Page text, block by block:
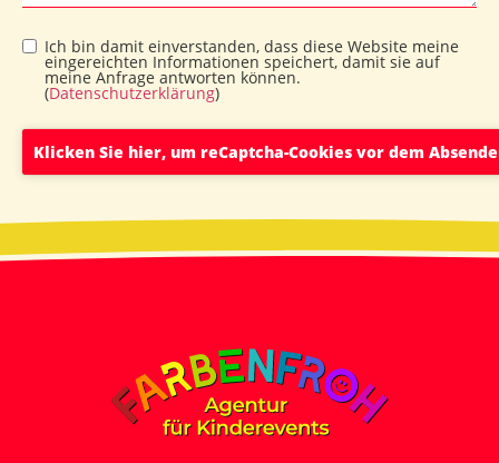
Ich bin damit einverstanden, dass diese Website meine
eingereichten Informationen speichert, damit sie auf
meine Anfrage antworten können.
(Datenschutzerklärung)
Klicken Sie hier, um reCaptcha-Cookies vor dem